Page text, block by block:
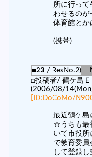
所に行って
わせるのが
体育館とか
(携帯)
■23 / ResNo.2)
□投稿者/ 鶴ケ島Ｅ
(2006/08/
[ID:DoCoMo/
最近鶴ケ島
☆うちも最
いて市役所
で教育委員
して登録